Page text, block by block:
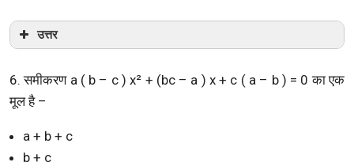
उत्तर
6. समीकरण a ( b – c ) x² + (bc – a ) x + c ( a – b ) = 0 का एक
मूल है –
a + b + c
b + c